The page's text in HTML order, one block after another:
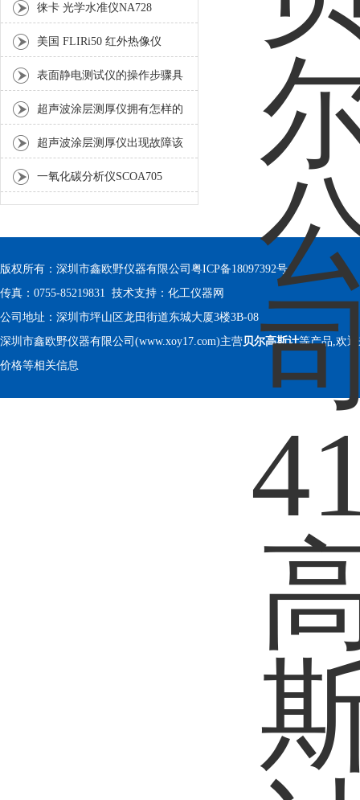
徕卡 光学水准仪NA728
美国 FLIRi50 红外热像仪
表面静电测试仪的操作步骤具
体是怎样的呢？
超声波涂层测厚仪拥有怎样的
功能呢？
超声波涂层测厚仪出现故障该
如何进行排除呢？
一氧化碳分析仪SCOA705
版权所有：深圳市鑫欧野仪器有限公司 粤ICP备18097392号
传真：0755-85219831 技术支持： 化工仪器网
公司地址：深圳市坪山区龙田街道东城大厦3楼3B-08
深圳市鑫欧野仪器有限公司(www.xoy17.com)主营贝尔高斯计等产品,欢
价格等相关信息